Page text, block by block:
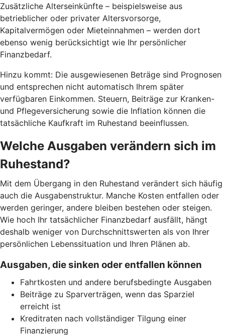
Zusätzliche Alterseinkünfte – beispielsweise aus
betrieblicher oder privater Altersvorsorge,
Kapitalvermögen oder Mieteinnahmen – werden dort
ebenso wenig berücksichtigt wie Ihr persönlicher
Finanzbedarf.
Hinzu kommt: Die ausgewiesenen Beträge sind Prognosen
und entsprechen nicht automatisch Ihrem später
verfügbaren Einkommen. Steuern, Beiträge zur Kranken-
und Pflegeversicherung sowie die Inflation können die
tatsächliche Kaufkraft im Ruhestand beeinflussen.
Welche Ausgaben verändern sich im
Ruhestand?
Mit dem Übergang in den Ruhestand verändert sich häufig
auch die Ausgabenstruktur. Manche Kosten entfallen oder
werden geringer, andere bleiben bestehen oder steigen.
Wie hoch Ihr tatsächlicher Finanzbedarf ausfällt, hängt
deshalb weniger von Durchschnittswerten als von Ihrer
persönlichen Lebenssituation und Ihren Plänen ab.
Ausgaben, die sinken oder entfallen können
Fahrtkosten und andere berufsbedingte Ausgaben
Beiträge zu Sparverträgen, wenn das Sparziel
erreicht ist
Kreditraten nach vollständiger Tilgung einer
Finanzierung